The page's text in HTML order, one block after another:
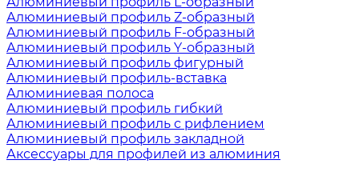
Алюминиевый профиль Z-образный
Алюминиевый профиль F-образный
Алюминиевый профиль Y-образный
Алюминиевый профиль фигурный
Алюминиевый профиль-вставка
Алюминиевая полоса
Алюминиевый профиль гибкий
Алюминиевый профиль с рифлением
Алюминиевый профиль закладной
Аксессуары для профилей из алюминия